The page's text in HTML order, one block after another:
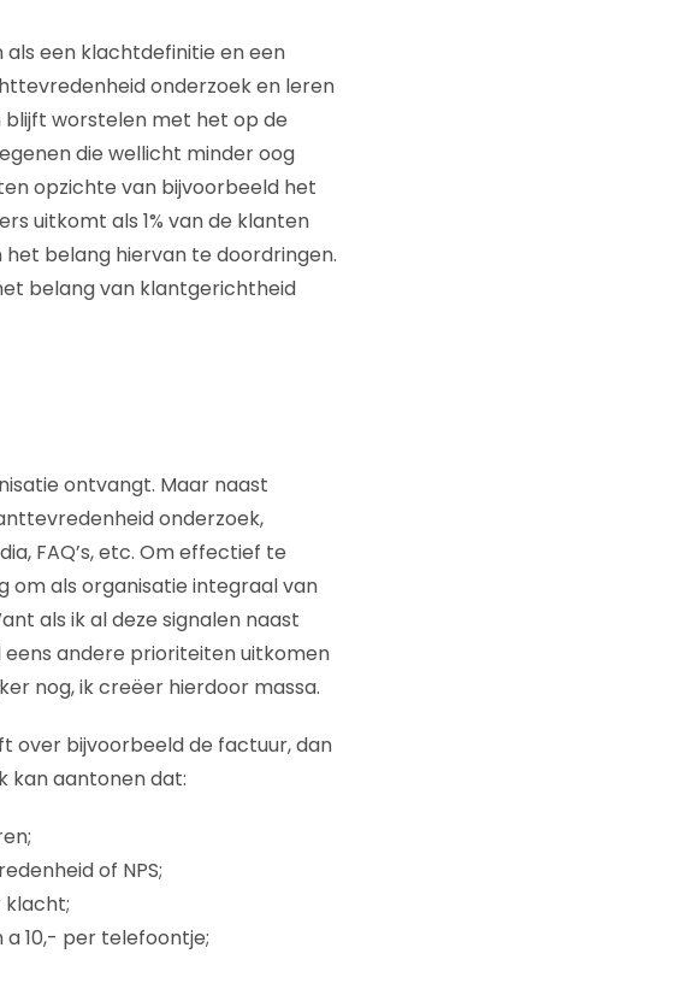
een klachtdefinitie en een
onderzoek en leren
blijft worstelen met het op de
die wellicht minder oog
opzichte van bijvoorbeeld het
uitkomt als 1% van de klanten
belang hiervan te doordringen.
belang van klantgerichtheid
ontvangt. Maar naast
onderzoek,
FAQ’s, etc. Om effectief te
om als organisatie integraal van
als ik al deze signalen naast
andere prioriteiten uitkomen
nog, ik creëer hierdoor massa.
over bijvoorbeeld de factuur, dan
kan aantonen dat:
of NPS;
klacht;
10,- per telefoontje;